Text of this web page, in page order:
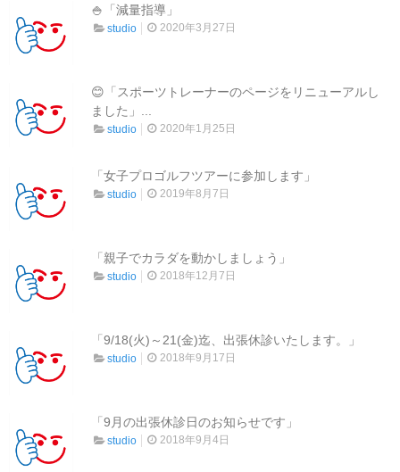
🍚「減量指導」
studio 2020年3月27日
😊「スポーツトレーナーのページをリニューアルし
ました」...
studio 2020年1月25日
「女子プロゴルフツアーに参加します」
studio 2019年8月7日
「親子でカラダを動かしましょう」
studio 2018年12月7日
「9/18(火)～21(金)迄、出張休診いたします。」
studio 2018年9月17日
「9月の出張休診日のお知らせです」
studio 2018年9月4日